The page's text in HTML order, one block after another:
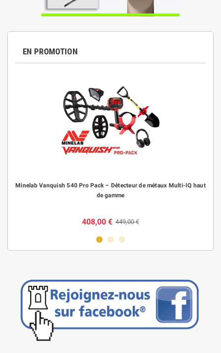
EN PROMOTION
Minelab Vanquish 540 Pro Pack – Détecteur de métaux Multi-IQ haut
de gamme
408,00 € 449,00 €